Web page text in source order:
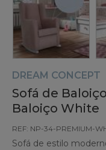
DREAM CONCEPT
Sofá de
Baloiço White
REF: NP-34-PREMIUM-
Sofá de estilo